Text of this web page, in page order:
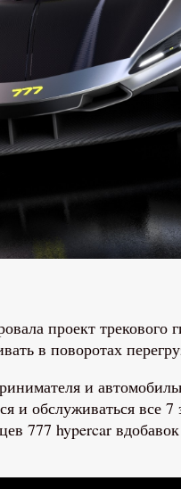
проект
в поворотах
и
и обслуживаться все
777 hypercar